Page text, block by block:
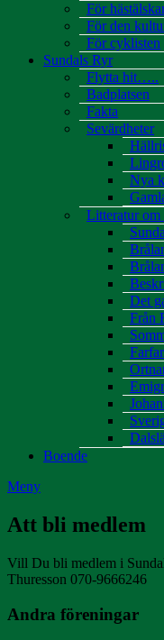
För
För den
För cyklisten
Sundals Ryr
Flytta hit…..
Badplatsen
Fakta
Sevärdheter
Nya
Litteratur om
Det
Från
Boende
Meny
Att bli medlem
Vill Du bli medlem i
Thuresson 070-9666246
Andra föreningar